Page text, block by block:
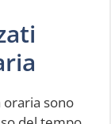
oraria sono